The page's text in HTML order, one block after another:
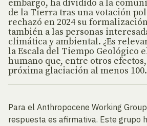
embargo, ha dividido a la
de la Tierra tras una votación
rechazó en 2024 su
también a las personas
climática y ambiental. ¿Es
la Escala del Tiempo Geológico
humano que, entre otros
próxima glaciación al menos
Para el Anthropocene Working
respuesta es afirmativa. Este grupo